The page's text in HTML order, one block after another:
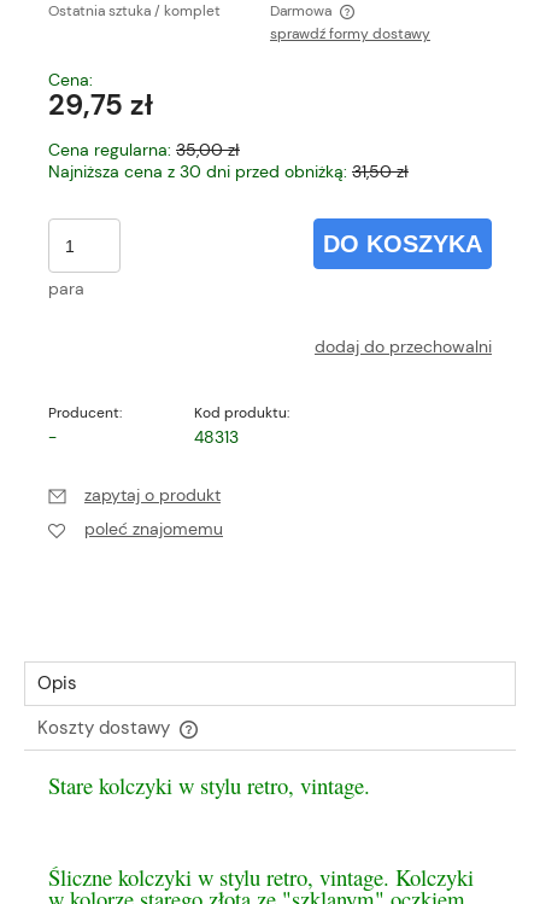
Ostatnia sztuka / komplet
Darmowa
Cena nie zawiera ewentualnych kosztów płatności
sprawdź formy dostawy
Cena:
29,75 zł
Cena regularna: 35,00 zł
Najniższa cena z 30 dni przed obniżką: 31,50 zł
para
DO KOSZYKA
dodaj do przechowalni
Producent:
-
Kod produktu:
48313
zapytaj o produkt
poleć znajomemu
Opis
Koszty dostawy
Cena nie zawiera ewentualnych kosztów płatności
Stare kolczyki w stylu retro, vintage.
Śliczne kolczyki w stylu retro, vintage. Kolczyki